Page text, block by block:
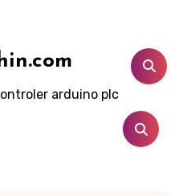
arduino plc